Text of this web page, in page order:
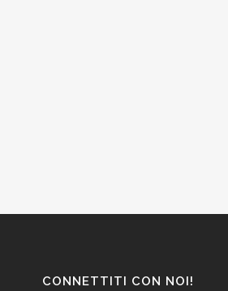
CONNETTITI CON NOI!